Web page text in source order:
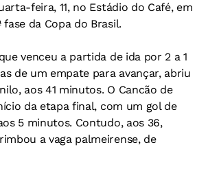
feira, 11, no Estádio do Café, em
fase da Copa do Brasil.
venceu a partida de ida por 2 a 1
de um empate para avançar, abriu
aos 41 minutos. O Cancão de
da etapa final, com um gol de
5 minutos. Contudo, aos 36,
a vaga palmeirense, de